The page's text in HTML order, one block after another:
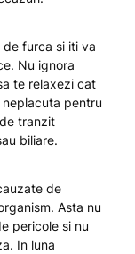
furca si iti va
Nu ignora
te relaxezi cat
pentru
tranzit
biliare.
de
Asta nu
pericole si nu
In luna